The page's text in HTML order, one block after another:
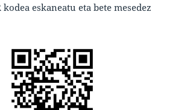
eskaneatu eta bete mesedez